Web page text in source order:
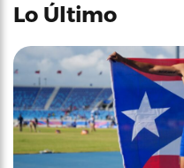
Lo Último